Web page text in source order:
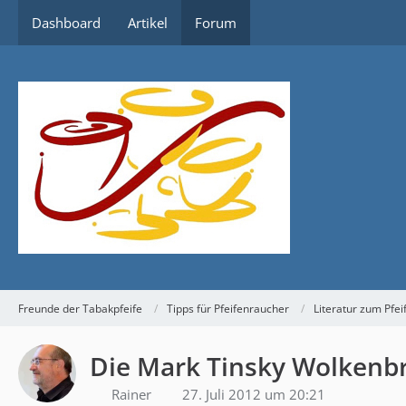
Dashboard Artikel Forum
Freunde der Tabakpfeife Tipps für Pfeifenraucher Literatur zum
Die Mark Tinsky
Rainer 27. Juli 2012 um 20:21